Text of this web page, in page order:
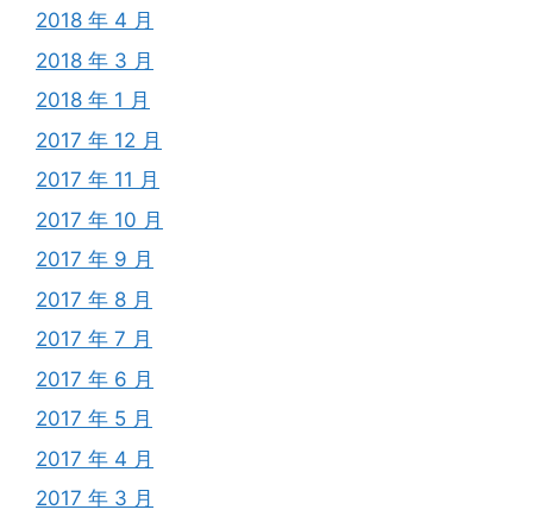
2018 年 4 月
2018 年 3 月
2018 年 1 月
2017 年 12 月
2017 年 11 月
2017 年 10 月
2017 年 9 月
2017 年 8 月
2017 年 7 月
2017 年 6 月
2017 年 5 月
2017 年 4 月
2017 年 3 月